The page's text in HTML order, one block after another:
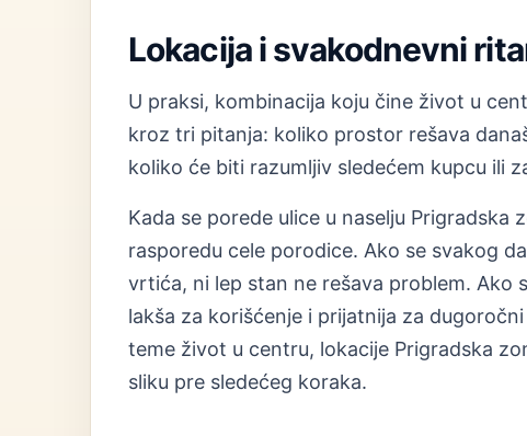
Lokacija i svakodnevni
U praksi, kombinacija koju čine život u
kroz tri pitanja: koliko prostor rešava
koliko će biti razumljiv sledećem kupcu ili
Kada se porede ulice u naselju
rasporedu cele porodice. Ako se svakog
vrtića, ni lep stan ne rešava problem. Ako
lakša za korišćenje i prijatnija za
teme život u centru, lokacije Prigradska
sliku pre sledećeg koraka.